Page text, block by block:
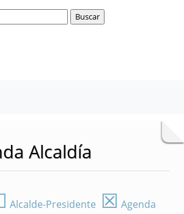
Alcaldía
Alcalde-Presidente ☒ Agenda